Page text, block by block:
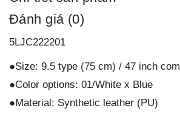
Đánh giá (0)
5LJC222201
●Size: 9.5 type (75 cm) / 47 inch
●Color options: 01/White x Blue
●Material: Synthetic leather (PU)